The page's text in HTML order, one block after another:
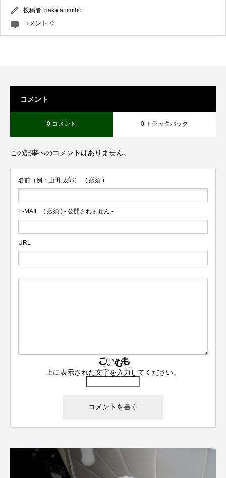
投稿者: nakatanimiho
コメント: 0
コメント
0 コメント 0 トラックバック
この記事へのコメントはありません。
名前（例：山田 太郎） ( 必須 )
E-MAIL ( 必須 ) - 公開されません -
URL
上に表示された文字を入力してください。